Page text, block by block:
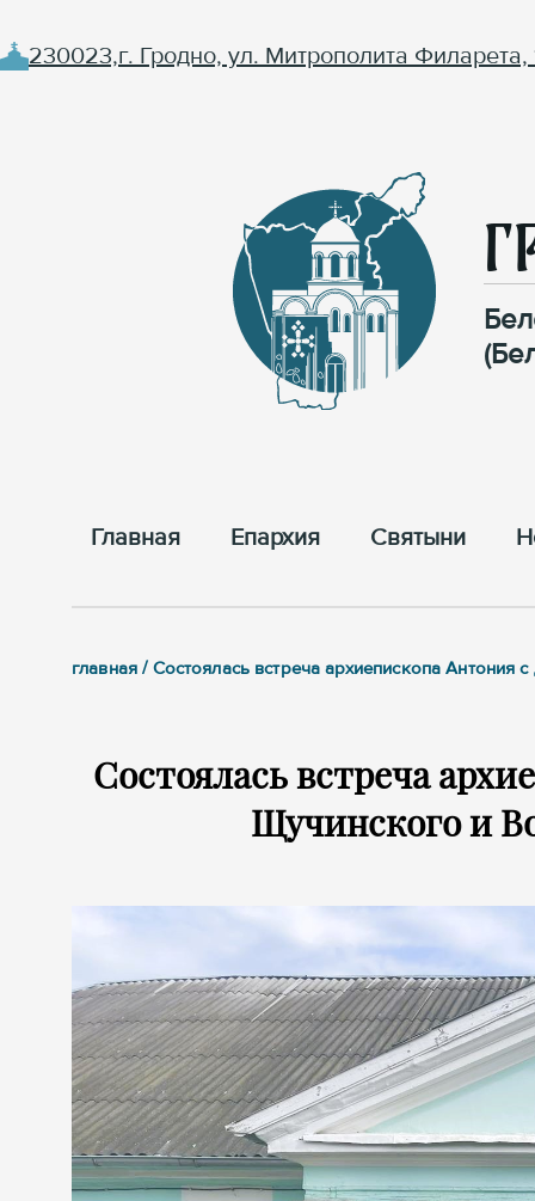
230023,г. Гродно, ул. Митрополита Филарета,
Главная Епархия Cвятыни
главная / Состоялась встреча архиепископа
Состоялась встреча
Щучинского и